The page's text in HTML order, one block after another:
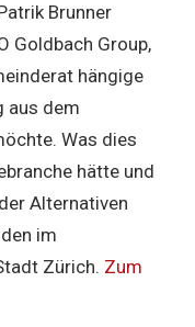
Brunner
Goldbach Group,
hängige
aus dem
Was dies
hätte und
Alternativen
im
Zürich. Zum